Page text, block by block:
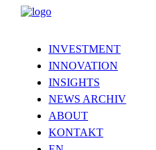
INVESTMENT
INNOVATION
INSIGHTS
NEWS ARCHIV
ABOUT
KONTAKT